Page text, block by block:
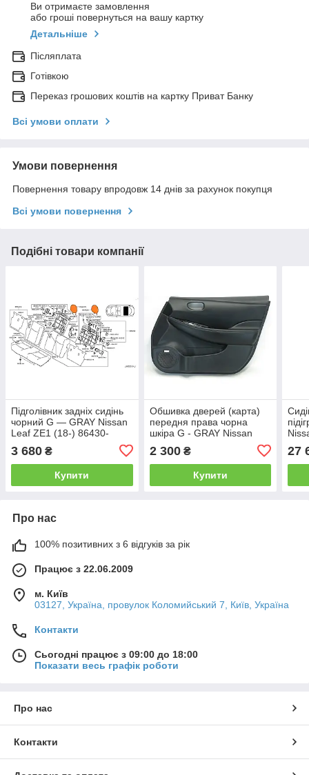
Ви отримаєте замовлення
або гроші повернуться на вашу картку
Детальніше
Післяплата
Готівкою
Переказ грошових коштів на картку Приват Банку
Всі умови оплати
Умови повернення
Повернення товару впродовж 14 днів за рахунок покупця
Всі умови повернення
Подібні товари компанії
Підголівник задніх сидінь
чорний G — GRAY Nissan
Leaf ZE1 (18-) 86430-
3 680 ₴
Купити
Обшивка дверей (карта)
передня права чорна
шкіра G - GRAY Nissan
5SA1B
2 300₴
Купити
27
Про нас
100% позитивних з 6 відгуків за рік
Працює з 22.06.2009
м. Київ
03127, Україна, провулок Коломийський 7, Київ, Україна
Контакти
Сьогодні працює з 09:00 до 18:00
Показати весь графік роботи
Про нас
Контакти